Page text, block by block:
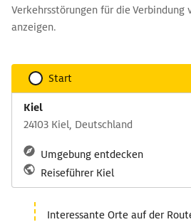
Verkehrsstörungen für die Verbindung
anzeigen.
Start
Kiel
24103 Kiel, Deutschland
Umgebung entdecken
Reiseführer Kiel
Interessante Orte auf der